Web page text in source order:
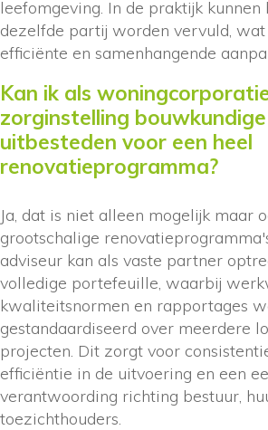
leefomgeving. In de praktijk
dezelfde partij worden vervuld,
efficiënte en samenhangende
Kan ik als
zorginstelling
uitbesteden voor een heel
renovatieprogramma?
Ja, dat is niet alleen mogelijk maar
grootschalige
adviseur kan als vaste partner
volledige portefeuille, waarbij
kwaliteitsnormen en rapportages
gestandaardiseerd over meerdere
projecten. Dit zorgt voor
efficiëntie in de uitvoering en een
verantwoording richting bestuur,
toezichthouders.